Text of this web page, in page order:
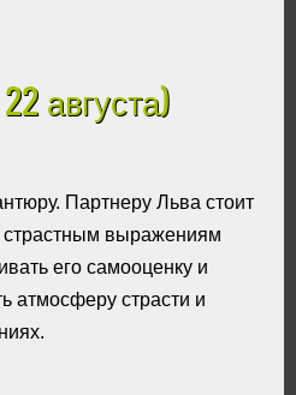
августа)
Партнеру Льва стоит
страстным выражениям
его самооценку и
атмосферу страсти и